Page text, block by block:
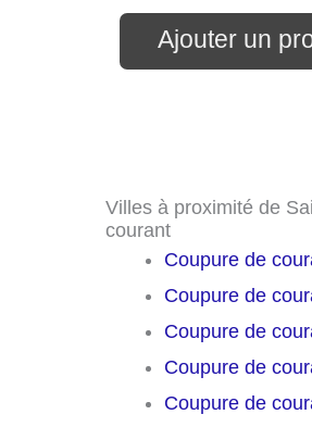
Ajouter un
Villes à proximité de
courant
Coupure de
Coupure de
Coupure de
Coupure de
Coupure de